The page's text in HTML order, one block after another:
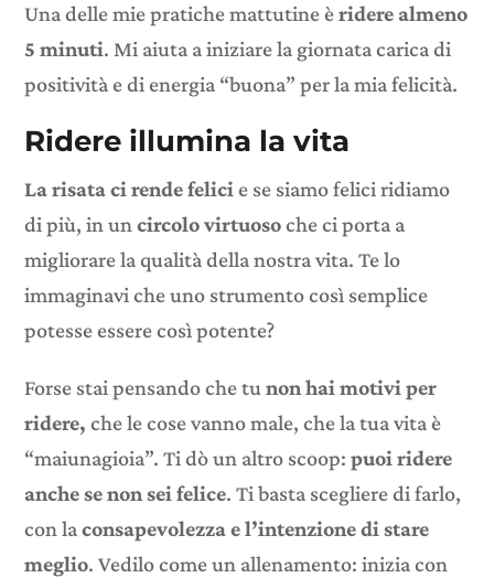
Una delle mie pratiche mattutine èridere almeno
5 minuti. Mi aiuta a iniziare la giornata carica di
positività e di energia “buona” per la mia felicità.
Ridere illumina la vita
La risata ci rende felici e se siamo felici ridiamo
di più, in uncircolo virtuosoche ci porta a
migliorare la qualità della nostra vita. Te lo
immaginavi che uno strumento così semplice
potesse essere così potente?
Forse stai pensando che tunon hai motivi per
ridere, che le cose vanno male, che la tua vita è
“maiunagioia”. Ti dò un altro scoop:puoi ridere
anche se non sei felice. Ti basta scegliere di farlo,
con laconsapevolezza e l’intenzione di stare
meglio. Vedilo come un allenamento: inizia con